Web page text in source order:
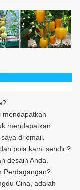
mendapatkan
mendapatkan
di email.
pola kami sendiri?
desain Anda.
Perdagangan?
Cina, adalah